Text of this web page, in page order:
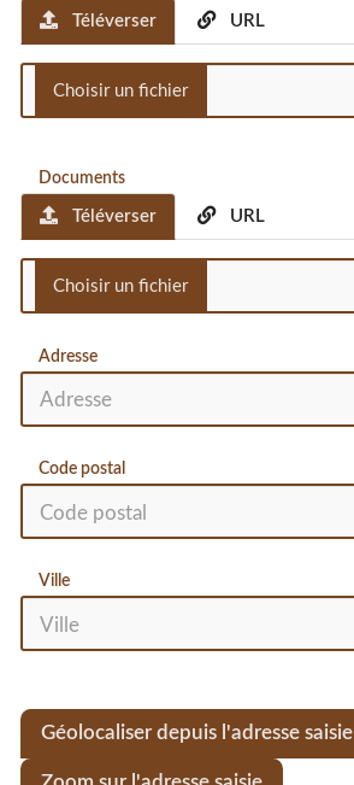
Téléverser URL
Documents
Téléverser URL
Adresse
Code postal
Ville
Géolocaliser depuis l'adresse saisie